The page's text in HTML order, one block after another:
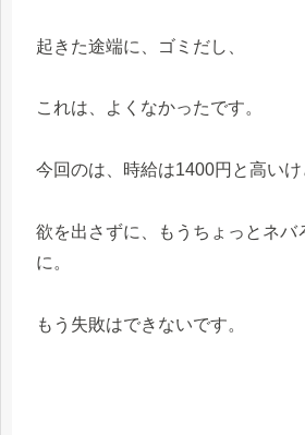
起きた途端に、ゴミだし、
これは、よくなかったです。
今回のは、時給は1400円と高いけ
欲を出さずに、もうちょっとネバ
に。
もう失敗はできないです。